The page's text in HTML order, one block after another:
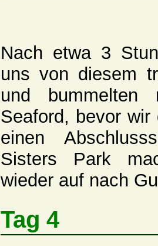
Nach etwa 3
uns von diesem
und
Seaford, bevor
einen
Sisters Park
wieder auf nach
Tag 4